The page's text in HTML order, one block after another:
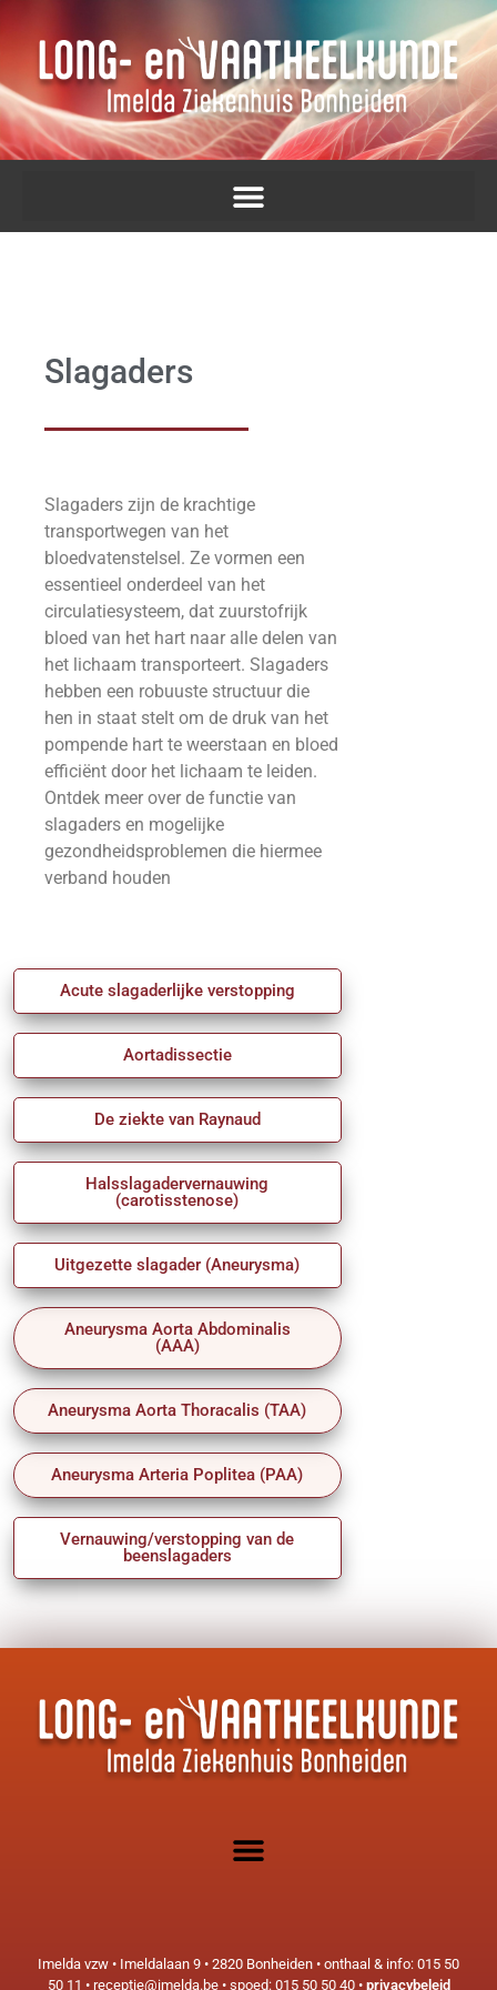
Slagaders
Slagaders zijn de krachtige
transportwegen van het
bloedvatenstelsel. Ze vormen een
essentieel onderdeel van het
circulatiesysteem, dat zuurstofrijk
bloed van het hart naar alle delen van
het lichaam transporteert. Slagaders
hebben een robuuste structuur die
hen in staat stelt om de druk van het
pompende hart te weerstaan en bloed
efficiënt door het lichaam te leiden.
Ontdek meer over de functie van
slagaders en mogelijke
gezondheidsproblemen die hiermee
verband houden
Acute slagaderlijke verstopping
Aortadissectie
De ziekte van Raynaud
Halsslagadervernauwing
(carotisstenose)
Uitgezette slagader (Aneurysma)
Aneurysma Aorta Abdominalis
(AAA)
Aneurysma Aorta Thoracalis (TAA)
Aneurysma Arteria Poplitea (PAA)
Vernauwing/verstopping van de
beenslagaders
Imelda vzw • Imeldalaan 9 • 2820 Bonheiden • onthaal & info: 015 50
50 11 • receptie@imelda.be • spoed: 015 50 50 40 • privacybeleid